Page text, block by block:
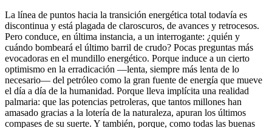
La línea de puntos hacia la transición energética total todavía es
discontinua y está plagada de claroscuros, de avances y retrocesos.
Pero conduce, en última instancia, a un interrogante: ¿quién y
cuándo bombeará el último barril de crudo? Pocas preguntas más
evocadoras en el mundillo energético. Porque induce a un cierto
optimismo en la erradicación —lenta, siempre más lenta de lo
necesario— del petróleo como la gran fuente de energía que mueve
el día a día de la humanidad. Porque lleva implícita una realidad
palmaria: que las potencias petroleras, que tantos millones han
amasado gracias a la lotería de la naturaleza, apuran los últimos
compases de su suerte. Y también, porque, como todas las buenas